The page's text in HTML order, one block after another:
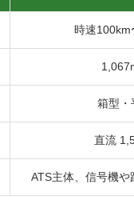
時速100km
箱型・
直流
ATS主体、信号機